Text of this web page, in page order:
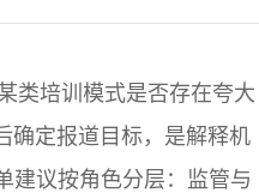
类培训模式是否存在夸大
确定报道目标，是解释机
建议按角色分层：监管与